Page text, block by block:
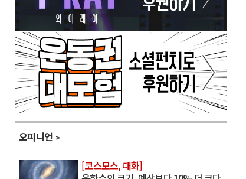
오피니언
[코스모스, 대화]